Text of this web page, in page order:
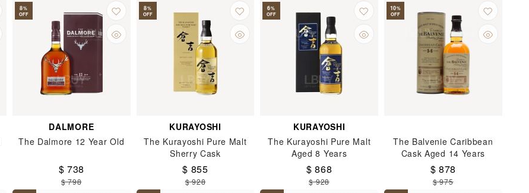
8%
OFF
DALMORE
The Dalmore 12 Year Old
$ 738
$ 798
8%
OFF
KURAYOSHI
The Kurayoshi Pure Malt
Sherry Cask
$ 855
$ 928
6%
OFF
KURAYOSHI
The Kurayoshi Pure Malt
Aged 8 Years
$ 868
$ 928
10%
OFF
The Balvenie Caribbean
Cask Aged 14 Years
$ 878
$ 975